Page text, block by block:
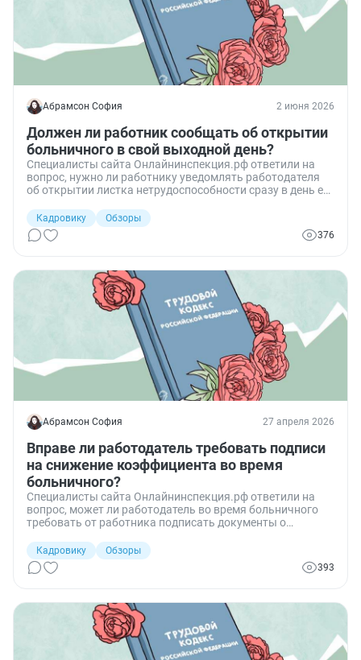
Абрамсон София 2 июня 2026
Должен ли работник сообщать об открытии
больничного в свой выходной день?
Специалисты сайта Онлайнинспекция.рф ответили на
вопрос, нужно ли работнику уведомлять работодателя
об открытии листка нетрудоспособности сразу в день его
графику.
Кадровику
Обзоры
376
Абрамсон София 27 апреля 2026
Вправе ли работодатель требовать подписи
на снижение коэффициента во время
больничного?
Специалисты сайта Онлайнинспекция.рф ответили на
вопрос, может ли работодатель во время больничного
требовать от работника подписать документы о
Кадровику
Обзоры
393